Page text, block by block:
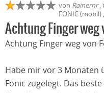
von Rainernr,
FONIC (mobil)
Achtung Finger weg
Achtung Finger weg von
Habe mir vor 3 Monaten
Fonic zugelegt. Das